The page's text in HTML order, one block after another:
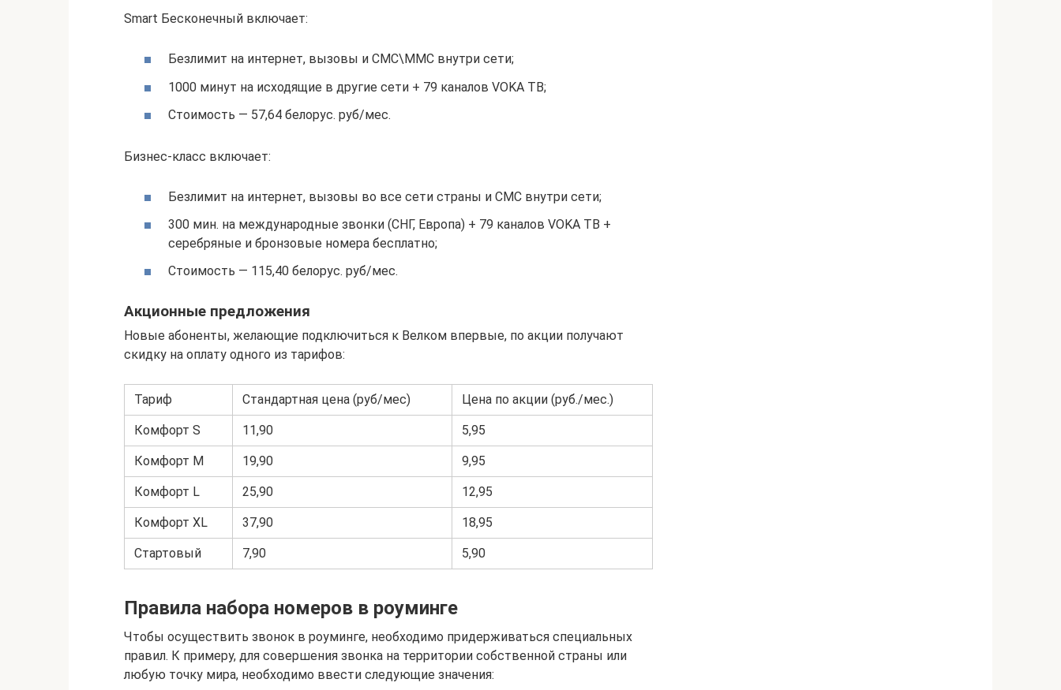
Smart Бесконечный включает:
Безлимит на интернет, вызовы и СМС\ММС внутри сети;
1000 минут на исходящие в другие сети + 79 каналов VOKA ТВ;
Стоимость — 57,64 белорус. руб/мес.
Бизнес-класс включает:
Безлимит на интернет, вызовы во все сети страны и СМС внутри сети;
300 мин. на международные звонки (СНГ, Европа) + 79 каналов VOKA ТВ +
серебряные и бронзовые номера бесплатно;
Стоимость — 115,40 белорус. руб/мес.
Акционные предложения
Новые абоненты, желающие подключиться к Велком впервые, по акции получают
скидку на оплату одного из тарифов:
Тариф Стандартная цена (руб/мес) Цена по акции (руб./мес.)
Комфорт S 11,90 5,95
Комфорт M 19,90 9,95
Комфорт L 25,90 12,95
Комфорт XL 37,90 18,95
Стартовый 7,90 5,90
Правила набора номеров в роуминге
Чтобы осуществить звонок в роуминге, необходимо придерживаться специальных
правил. К примеру, для совершения звонка на территории собственной страны или
любую точку мира, необходимо ввести следующие значения: